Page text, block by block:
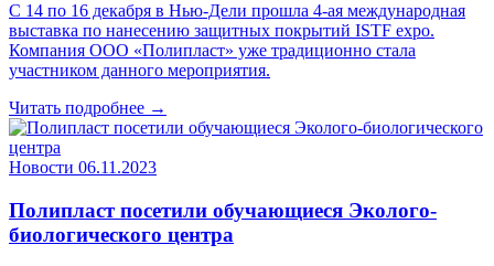
С 14 по 16 декабря в Нью-Дели прошла 4-ая международная
выставка по нанесению защитных покрытий ISTF expo.
Компания ООО «Полипласт» уже традиционно стала
участником данного мероприятия.
Читать подробнее →
Новости 06.11.2023
Полипласт посетили обучающиеся Эколого-
биологического центра